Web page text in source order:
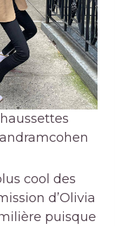
cool des
d’Olivia
puisque